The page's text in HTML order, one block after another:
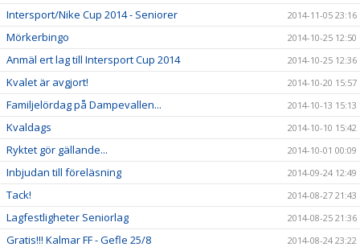
Intersport/Nike Cup 2014 - Seniorer 2014-11-05 23:16
Mörkerbingo 2014-10-25 12:50
Anmäl ert lag till Intersport Cup 2014 2014-10-25 12:36
Kvalet är avgjort! 2014-10-20 15:57
Familjelördag på Dampevallen... 2014-10-13 15:13
Kvaldags 2014-10-10 15:42
Ryktet gör gällande... 2014-10-01 00:09
Inbjudan till föreläsning 2014-09-24 12:49
Tack! 2014-08-27 21:43
Lagfestligheter Seniorlag 2014-08-25 21:36
Gratis!!! Kalmar FF - Gefle 25/8 2014-08-24 23:22